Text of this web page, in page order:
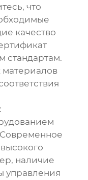
что
качество
стандартам.
материалов
Современное
наличие
управления